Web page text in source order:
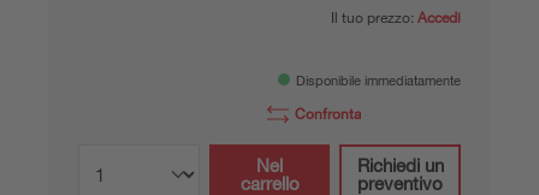
Il tuo prezzo: Accedi
Disponibile immediatamente
Confronta
Nel
carrello
Richiedi un
preventivo